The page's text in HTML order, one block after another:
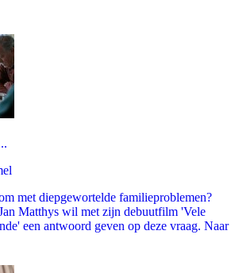
met diepgewortelde familieproblemen?
Matthys wil met zijn debuutfilm 'Vele
een antwoord geven op deze vraag. Naar